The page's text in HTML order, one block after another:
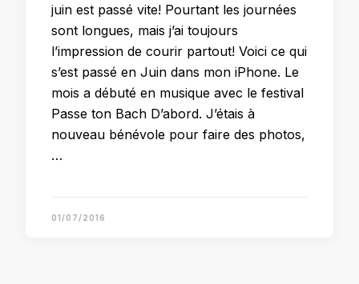
juin est passé vite! Pourtant les journées
sont longues, mais j’ai toujours
l’impression de courir partout! Voici ce qui
s’est passé en Juin dans mon iPhone. Le
mois a débuté en musique avec le festival
Passe ton Bach D’abord. J’étais à
nouveau bénévole pour faire des photos,
…
01/07/2016